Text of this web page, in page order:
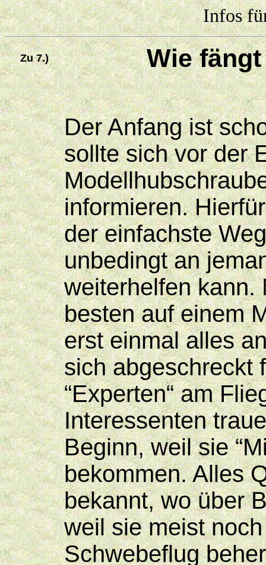
Infos
Zu 7.) Wie
Der Anfang ist
sollte sich vor der
informieren.
der einfachste
unbedingt an
weiterhelfen kann.
besten auf einem
erst einmal alles
sich abgeschreckt
“Experten“ am
Interessenten
Beginn, weil sie
bekommen. Alles
bekannt, wo über
weil sie meist
Schwebeflug